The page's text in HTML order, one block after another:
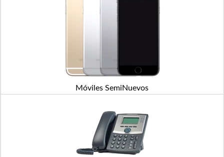
Móviles SemiNuevos